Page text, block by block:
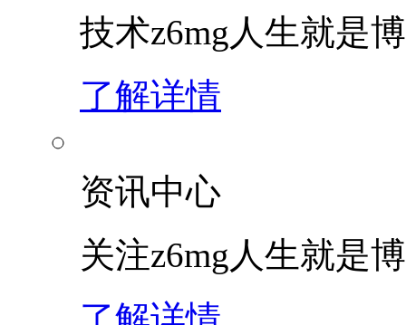
技术z6mg人生就是
了解详情
资讯中心
关注z6mg人生就是博